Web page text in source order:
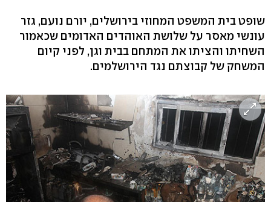
שופט בית המשפט המחוזי בירושלים, יורם נועם, גזר
עונשי מאסר על שלושת האוהדים האדומים שכאמור
השחיתו והציתו את המתחם בבית וגן, לפני קיום
המשחק של קבוצתם נגד הירושלמים.